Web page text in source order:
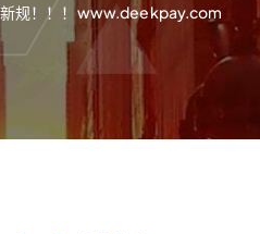
新规！！！www.deekpay.com